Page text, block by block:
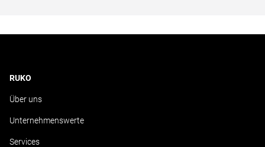
RUKO
Über uns
Unternehmenswerte
Services